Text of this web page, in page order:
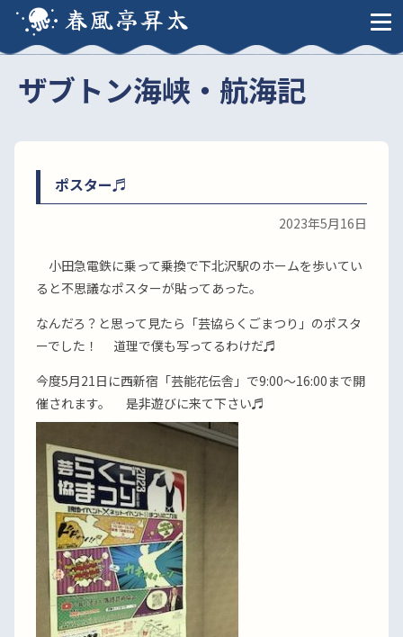
春風亭昇太
ザブトン海峡・航海記
ポスター♬
2023年5月16日
小田急電鉄に乗って乗換で下北沢駅のホームを歩いてい
ると不思議なポスターが貼ってあった。
なんだろ？と思って見たら「芸協らくごまつり」のポスタ
ーでした！ 道理で僕も写ってるわけだ♬
今度5月21日に西新宿「芸能花伝舎」で9:00〜16:00まで開
催されます。 是非遊びに来て下さい♬